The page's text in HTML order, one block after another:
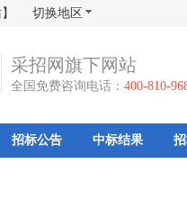
切换地区
采招网旗下网站
全国免费咨询电话： 400-810-
招标公告 中标结果